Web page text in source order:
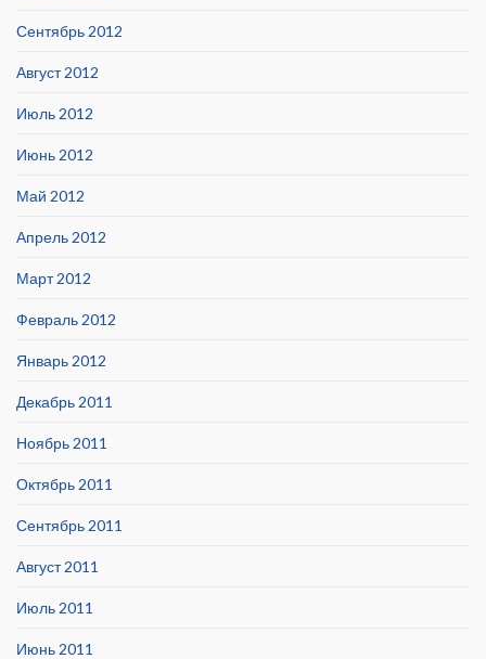
Сентябрь 2012
Август 2012
Июль 2012
Июнь 2012
Май 2012
Апрель 2012
Март 2012
Февраль 2012
Январь 2012
Декабрь 2011
Ноябрь 2011
Октябрь 2011
Сентябрь 2011
Август 2011
Июль 2011
Июнь 2011